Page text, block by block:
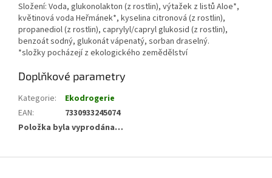
Složení: Voda, glukonolakton (z rostlin), výtažek z listů Aloe*,
květinová voda Heřmánek*, kyselina citronová (z rostlin),
propanediol (z rostlin), caprylyl/capryl glukosid (z rostlin),
benzoát sodný, glukonát vápenatý, sorban draselný.
*složky pocházejí z ekologického zemědělství
Doplňkové parametry
Kategorie:
Ekodrogerie
EAN:
7330933245074
Položka byla vyprodána…